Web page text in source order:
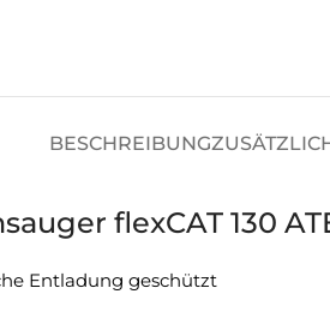
BESCHREIBUNG
flexCAT 130
Entladung geschützt